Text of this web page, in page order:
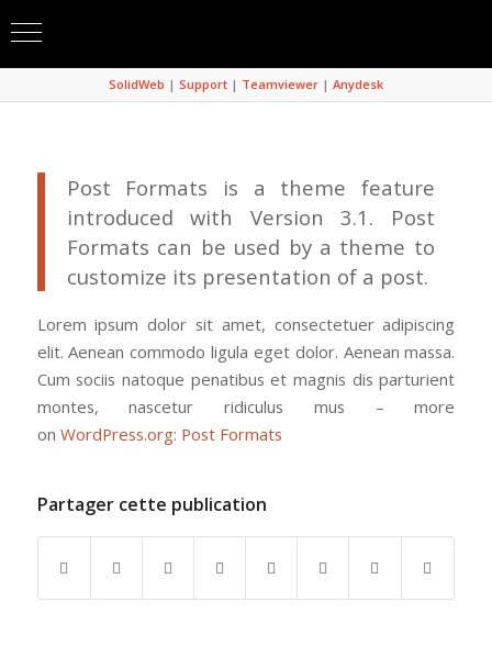
SolidWeb | Support| Teamviewer| Anydesk
Post Formats is a theme feature
introduced with Version 3.1. Post
Formats can be used by a theme to
customize its presentation of a post.
Lorem ipsum dolor sit amet, consectetuer adipiscing
elit. Aenean commodo ligula eget dolor. Aenean massa.
Cum sociis natoque penatibus et magnis dis parturient
montes, nascetur ridiculus mus – more
on WordPress.org: Post Formats
Partager cette publication